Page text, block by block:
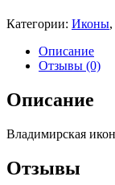
Категории: Иконы,
Описание
Отзывы (0)
Описание
Владимирская
Отзывы